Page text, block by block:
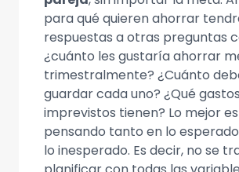
para qué quieren ahorrar
respuestas a otras preguntas
¿cuánto les gustaría ahorrar
trimestralmente? ¿Cuánto
guardar cada uno? ¿Qué gastos
imprevistos tienen? Lo mejor
pensando tanto en lo
lo inesperado. Es decir, no se